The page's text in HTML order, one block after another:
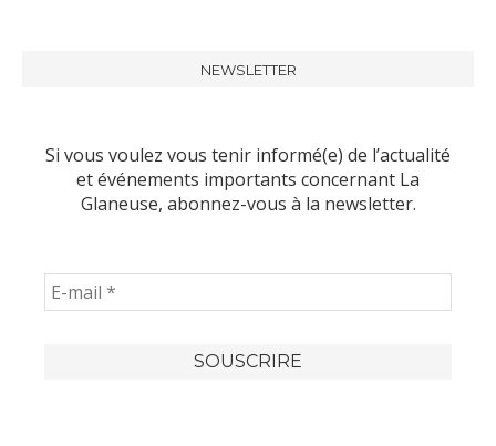
NEWSLETTER
Si vous voulez vous tenir informé(e) de l’actualité
et événements importants concernant La
Glaneuse, abonnez-vous à la newsletter.